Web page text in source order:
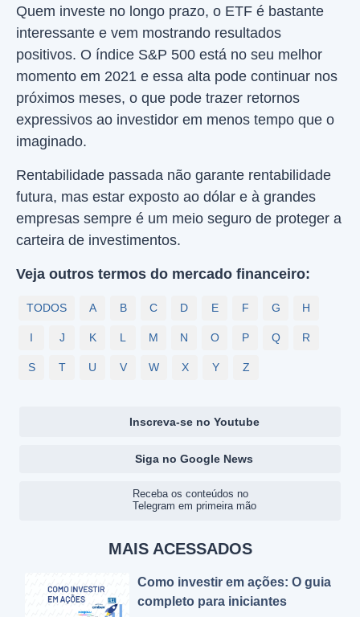
Quem investe no longo prazo, o ETF é bastante
interessante e vem mostrando resultados
positivos. O índice S&P 500 está no seu melhor
momento em 2021 e essa alta pode continuar nos
próximos meses, o que pode trazer retornos
expressivos ao investidor em menos tempo que o
imaginado.
Rentabilidade passada não garante rentabilidade
futura, mas estar exposto ao dólar e à grandes
empresas sempre é um meio seguro de proteger a
carteira de investimentos.
Veja outros termos do mercado financeiro:
TODOS A B C D E F G H
I J K L M N O P Q R
S T U V W X Y Z
Inscreva-se no Youtube
Siga no Google News
Receba os conteúdos no
Telegram em primeira mão
MAIS ACESSADOS
Como investir em ações: O guia
completo para iniciantes